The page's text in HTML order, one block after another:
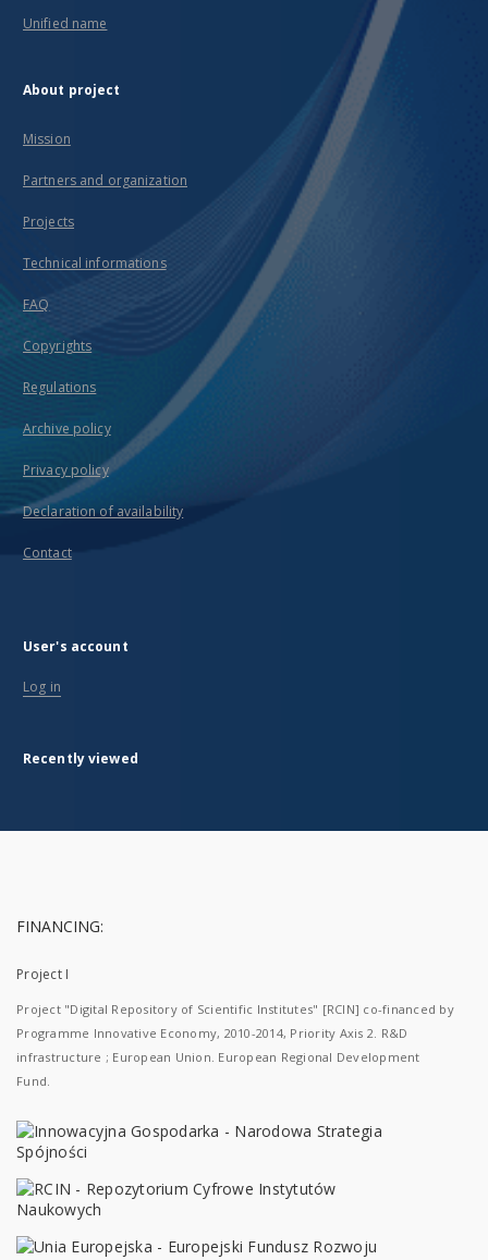
Unified name
About project
Mission
Partners and organization
Projects
Technical informations
FAQ
Copyrights
Regulations
Archive policy
Privacy policy
Declaration of availability
Contact
User's account
Log in
Recently viewed
FINANCING:
Project I
Project "Digital Repository of Scientific Institutes" [RCIN] co-financed by
Programme Innovative Economy, 2010-2014, Priority Axis 2. R&D
infrastructure ; European Union. European Regional Development
Fund.